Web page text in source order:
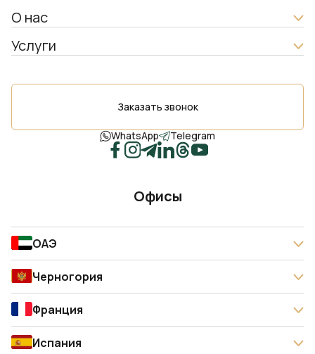
Заказать звонок
WhatsApp Telegram
О нас
Услуги
Офисы
ОАЭ
Черногория
Франция
Испания